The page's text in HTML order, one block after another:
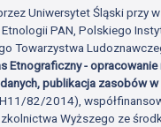
Uniwersytet Śląski przy
PAN, Polskiego
Towarzystwa
Etnograficzny - opracowanie
publikacja zasobów w
82/2014),
Wyższego ze